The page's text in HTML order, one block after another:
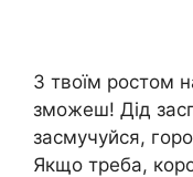
З твоїм ростом
зможеш! Дід
засмучуйся,
Якщо треба,